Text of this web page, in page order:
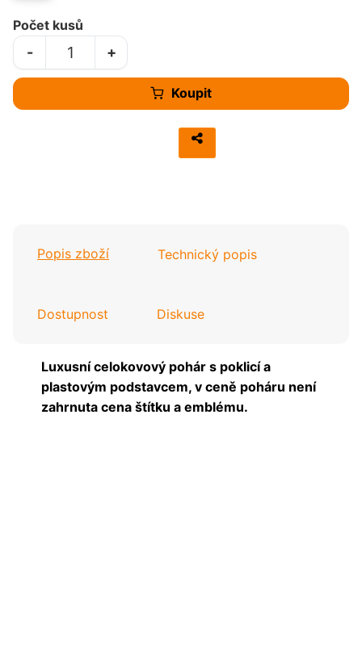
Koupit
Počet kusů
+
-
Popis zboží Technický popis
Dostupnost Diskuse
Luxusní celokovový pohár s poklicí a
plastovým podstavcem, v ceně poháru není
zahrnuta cena štítku a emblému.